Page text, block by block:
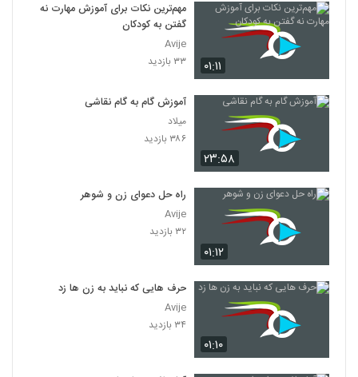
۰۱:۱۱
مهم‌ترین نکات برای آموزش مهارت نه
گفتن به کودکان
Avije
۳۳ بازدید
۲۳:۵۸
آموزش گام به گام نقاشی
میلاد
۳۸۶ بازدید
۰۱:۱۲
راه حل دعوای زن و شوهر
Avije
۳۲ بازدید
۰۱:۱۰
حرف هایی که نباید به زن ها زد
Avije
۳۴ بازدید